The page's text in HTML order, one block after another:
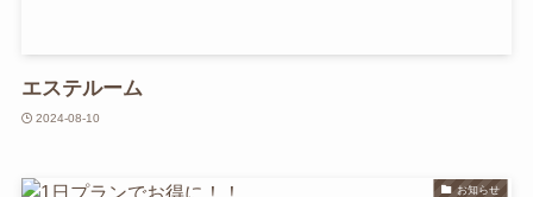
エステルーム
2024-08-10
お知らせ